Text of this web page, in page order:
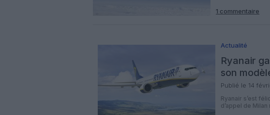
Ryanair à ses
vacances, « à
produits Ryanair
1 commentaire
Actualité
Ryanair
son
ligne
Publié le 14
Ryanair s’est
d’appel de